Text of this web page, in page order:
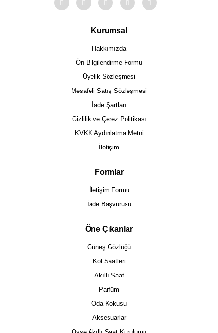
Kurumsal
Hakkımızda
Ön Bilgilendirme Formu
Üyelik Sözleşmesi
Mesafeli Satış Sözleşmesi
İade Şartları
Gizlilik ve Çerez Politikası
KVKK Aydınlatma Metni
İletişim
Formlar
İletişim Formu
İade Başvurusu
Öne Çıkanlar
Güneş Gözlüğü
Kol Saatleri
Akıllı Saat
Parfüm
Oda Kokusu
Aksesuarlar